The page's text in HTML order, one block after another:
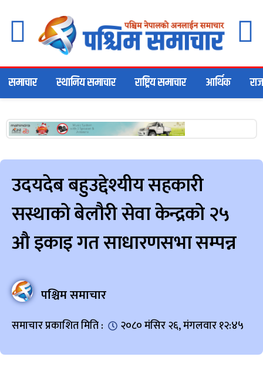
समाचार स्थानिय समाचार राष्ट्रिय समाचार आर्थिक
उदयदेब बहुउद्देश्यीय सहकारी
सस्थाको बेलौरी सेवा केन्द्रको २५
औ इकाइ गत साधारणसभा सम्पन्न
पश्चिम समाचार
समाचार प्रकाशित मिति : २०८० मंसिर २६, मंगलवार १२:४५